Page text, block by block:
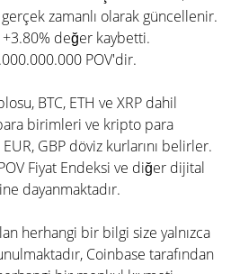
zamanlı olarak güncellenir.
değer kaybetti.
POV'dir.
BTC, ETH ve XRP dahil
birimleri ve kripto para
GBP döviz kurlarını belirler.
Fiyat Endeksi ve diğer dijital
dayanmaktadır.
herhangi bir bilgi size yalnızca
Coinbase tarafından